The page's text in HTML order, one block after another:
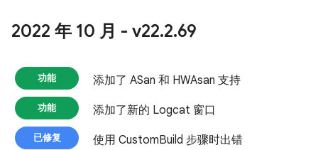
2022 年 10 月 - v22.2.69
功能 添加了 ASan 和 HWAsan 支持
功能 添加了新的 Logcat 窗口
已修复 使用 CustomBuild 步骤时出错